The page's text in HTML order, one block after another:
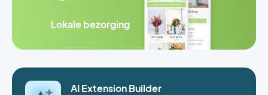
Lokale bezorging
AI Extension Builder